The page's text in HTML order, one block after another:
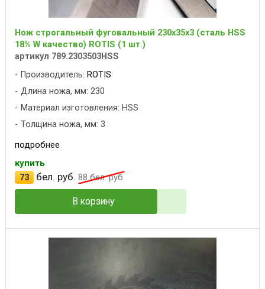
Нож строгальный фуговальный 230x35x3 (сталь HSS
18% W качество) ROTIS (1 шт.)
артикул 789.2303503HSS
Производитель: ROTIS
Длина ножа, мм: 230
Материал изготовления: HSS
Толщина ножа, мм: 3
подробнее
купить
73
бел. руб. 88бел. руб.
В корзину